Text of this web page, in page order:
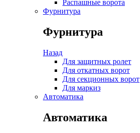
Распашные ворота
Фурнитура
Фурнитура
Назад
Для защитных ролет
Для откатных ворот
Для секционных ворот
Для маркиз
Автоматика
Автоматика